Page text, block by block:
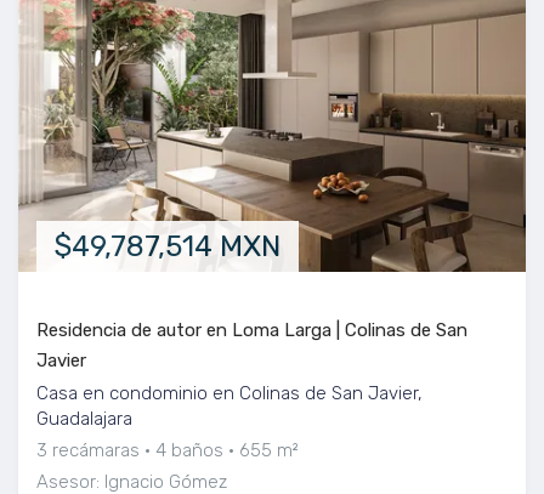
$49,787,514 MXN
Residencia de autor en Loma Larga | Colinas de San
Javier
Casa en condominio en Colinas de San Javier,
Guadalajara
3 recámaras
4 baños
655 m²
Asesor: Ignacio Gómez